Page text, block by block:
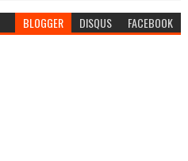
BLOGGER DISQUS FACEBOOK